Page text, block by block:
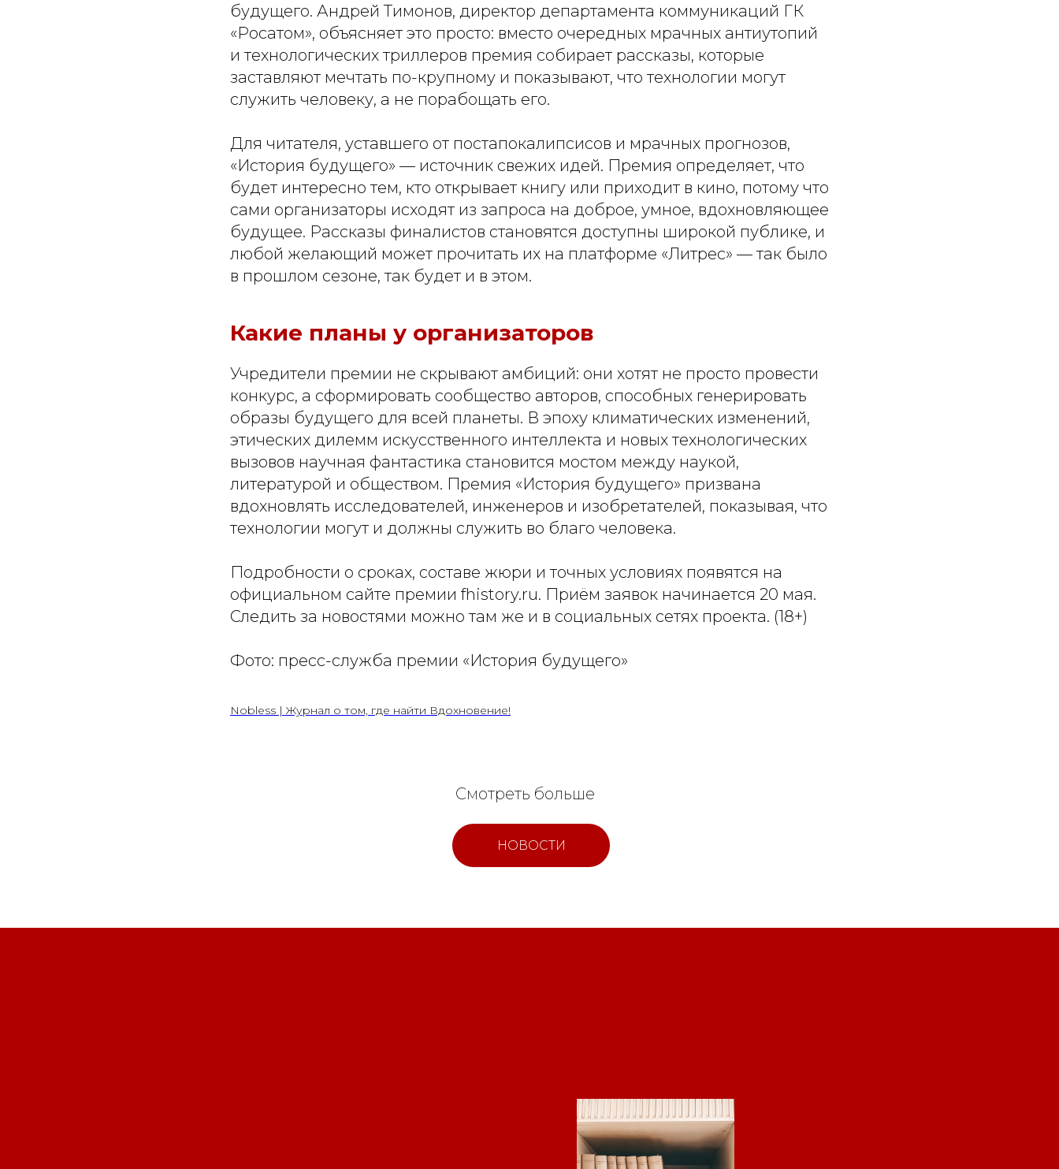
будущего. Андрей Тимонов, директор департамента коммуникаций ГК
«Росатом», объясняет это просто: вместо очередных мрачных антиутопий
и технологических триллеров премия собирает рассказы, которые
заставляют мечтать по-крупному и показывают, что технологии могут
служить человеку, а не порабощать его.
Для читателя, уставшего от постапокалипсисов и мрачных прогнозов,
«История будущего» — источник свежих идей. Премия определяет, что
будет интересно тем, кто открывает книгу или приходит в кино, потому что
сами организаторы исходят из запроса на доброе, умное, вдохновляющее
будущее. Рассказы финалистов становятся доступны широкой публике, и
любой желающий может прочитать их на платформе «Литрес» — так было
в прошлом сезоне, так будет и в этом.
Какие планы у организаторов
Учредители премии не скрывают амбиций: они хотят не просто провести
конкурс, а сформировать сообщество авторов, способных генерировать
образы будущего для всей планеты. В эпоху климатических изменений,
этических дилемм искусственного интеллекта и новых технологических
вызовов научная фантастика становится мостом между наукой,
литературой и обществом. Премия «История будущего» призвана
вдохновлять исследователей, инженеров и изобретателей, показывая, что
технологии могут и должны служить во благо человека.
Подробности о сроках, составе жюри и точных условиях появятся на
официальном сайте премии fhistory.ru. Приём заявок начинается 20 мая.
Следить за новостями можно там же и в социальных сетях проекта. (18+)
Фото: пресс-служба премии «История будущего»
Nobless | Журнал о том, где найти Вдохновение!
НОВОСТИ
Смотреть больше